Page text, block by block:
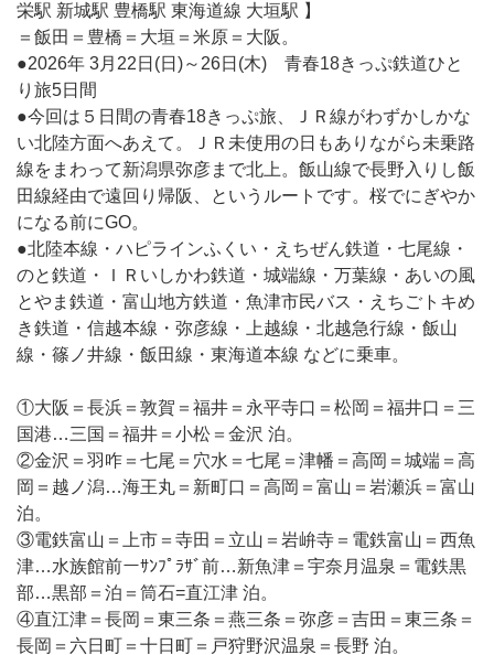
栄駅 新城駅 豊橋駅 東海道線 大垣駅 】
＝飯田＝豊橋＝大垣＝米原＝大阪。
●2026年 3月22日(日)～26日(木) 青春18きっぷ鉄道ひと
り旅5日間
●今回は５日間の青春18きっぷ旅、ＪＲ線がわずかしかな
い北陸方面へあえて。ＪＲ未使用の日もありながら未乗路
線をまわって新潟県弥彦まで北上。飯山線で長野入りし飯
田線経由で遠回り帰阪、というルートです。桜でにぎやか
になる前にGO。
●北陸本線・ハピラインふくい・えちぜん鉄道・七尾線・
のと鉄道・ＩＲいしかわ鉄道・城端線・万葉線・あいの風
とやま鉄道・富山地方鉄道・魚津市民バス・えちごトキめ
き鉄道・信越本線・弥彦線・上越線・北越急行線・飯山
線・篠ノ井線・飯田線・東海道本線 などに乗車。
①大阪＝長浜＝敦賀＝福井＝永平寺口＝松岡＝福井口＝三
国港…三国＝福井＝小松＝金沢 泊。
②金沢＝羽咋＝七尾＝穴水＝七尾＝津幡＝高岡＝城端＝高
岡＝越ノ潟…海王丸＝新町口＝高岡＝富山＝岩瀬浜＝富山
泊。
③電鉄富山＝上市＝寺田＝立山＝岩峅寺＝電鉄富山＝西魚
津…水族館前ーｻﾝﾌﾟﾗｻﾞ前…新魚津＝宇奈月温泉＝電鉄黒
部…黒部＝泊＝筒石=直江津 泊。
④直江津＝長岡＝東三条＝燕三条＝弥彦＝吉田＝東三条＝
長岡＝六日町＝十日町＝戸狩野沢温泉＝長野 泊。